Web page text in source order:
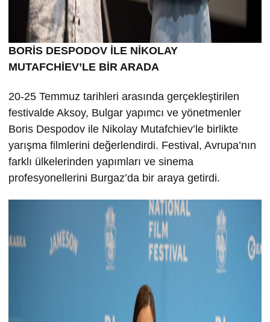
BORİS DESPODOV İLE NİKOLAY
MUTAFCHİEV’LE BİR ARADA
20-25 Temmuz tarihleri arasında gerçekleştirilen
festivalde Aksoy, Bulgar yapımcı ve yönetmenler
Boris Despodov ile Nikolay Mutafchiev’le birlikte
yarışma filmlerini değerlendirdi. Festival, Avrupa’nın
farklı ülkelerinden yapımları ve sinema
profesyonellerini Burgaz’da bir araya getirdi.